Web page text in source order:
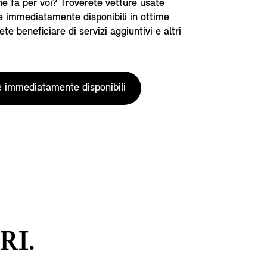
fa per voi? Troverete vetture usate
immediatamente disponibili in ottime
beneficiare di servizi aggiuntivi e altri
immediatamente disponibili